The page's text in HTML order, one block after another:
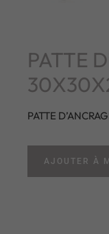
PATTE
PATTE
AJOUTER À